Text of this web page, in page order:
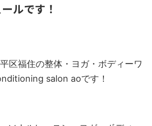
ルです！
区福住の整体・ヨガ・ボディーワ
salon aoです！